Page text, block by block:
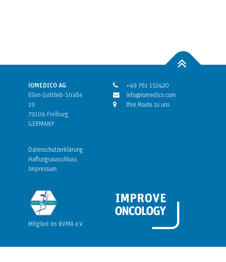
iOMEDICO AG
Ellen-Gottlieb-Straße
19
79106 Freiburg
GERMANY
+49 761 152420
info@iomedico.com
Ihre Route zu uns
Datenschutzerklärung
Haftungsausschluss
Impressum
Mitglied im BVMA e.V.